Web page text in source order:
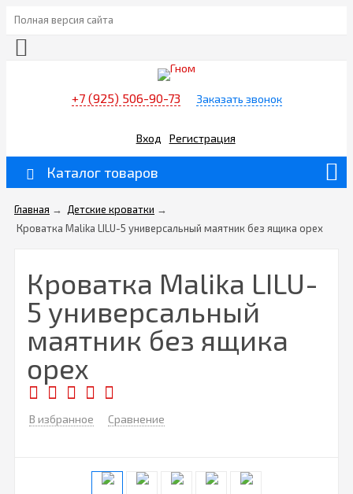
Полная версия сайта
+7 (925) 506-90-73 Заказать звонок
Вход Регистрация
Каталог товаров
Главная → Детские кроватки →
Кроватка Malika LILU-5 универсальный маятник без ящика орех
Кроватка Malika LILU-
5 универсальный
маятник без ящика
орех
В избранное Сравнение